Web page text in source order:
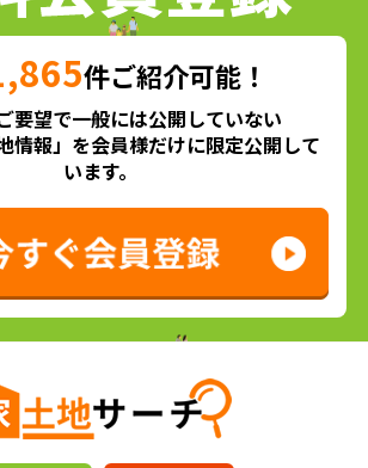
件ご紹介可能！
要望で一般には公開していない
情報」を会員様だけに限定公開して
います。